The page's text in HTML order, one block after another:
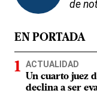
de
EN PORTADA
ACTUALIDAD
Un cuarto juez
declina a ser